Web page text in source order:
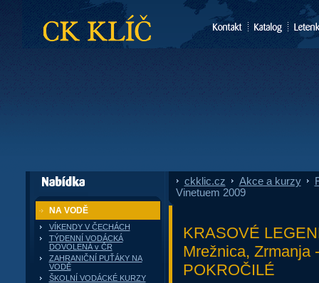
CK Klíč
dále nabízí
NA VODĚ
VÍKENDY V ČECHÁCH
TÝDENNÍ VODÁCKÁ
DOVOLENÁ v ČR
ZAHRANIČNÍ PUŤÁKY NA
VODĚ
ŠKOLNÍ VODÁCKÉ KURZY
ckklic.cz Akce a kurzy»
Vinetuem 2009
KRASOVÉ
Mrežnica, Zrmanja
POKROČILÉ